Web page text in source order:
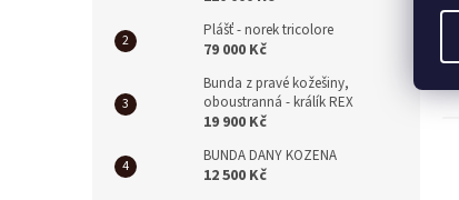
Plášť - norek tricolore
79 000 Kč
Bunda z pravé kožešiny,
oboustranná - králík REX
19 900 Kč
BUNDA DANY KOZENA
12 500 Kč